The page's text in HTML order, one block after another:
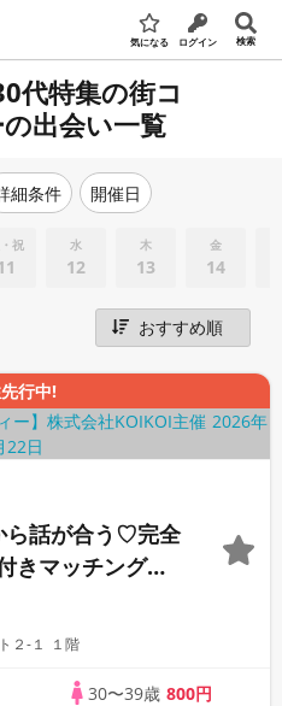
気になる ログイン 検索
代特集の街コ
出会い一覧
細条件 開催日
祝 水
12
木
13
金
14
行中!
ら話が合う♡完全
きマッチングコ
２-１ １階
30〜39歳 800円